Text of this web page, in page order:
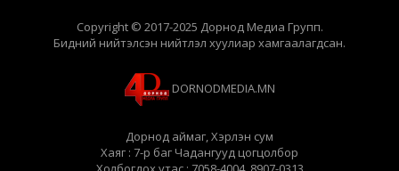
Copyright © 2017-2025 Дорнод Медиа Групп.
Бидний нийтэлсэн нийтлэл хуулиар хамгаалагдсан.
DORNODMEDIA.MN
Дорнод аймаг, Хэрлэн сум
Хаяг : 7-р баг Чадангууд цогцолбор